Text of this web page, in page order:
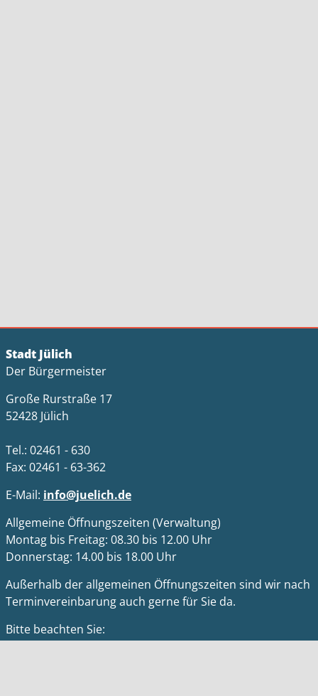
Stadt Jülich
Der Bürgermeister
Große Rurstraße 17
52428 Jülich
Tel.: 02461 - 630
Fax: 02461 - 63-362
E-Mail: info@juelich.de
Allgemeine Öffnungszeiten (Verwaltung)
Montag bis Freitag: 08.30 bis 12.00 Uhr
Donnerstag: 14.00 bis 18.00 Uhr
Außerhalb der allgemeinen Öffnungszeiten sind wir nach
Terminvereinbarung auch gerne für Sie da.
Bitte beachten Sie: